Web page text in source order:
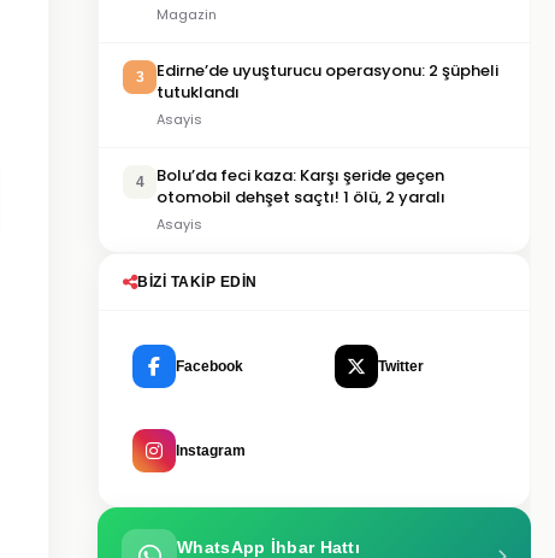
Magazin
3
Edirne’de uyuşturucu operasyonu: 2 şüpheli
tutuklandı
Asayis
4
Bolu’da feci kaza: Karşı şeride geçen
otomobil dehşet saçtı! 1 ölü, 2 yaralı
Asayis
BIZI TAKIP EDIN
Facebook Twitter
Instagram
WhatsApp İhbar Hattı